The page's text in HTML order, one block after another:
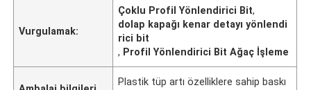
Vurgulamak:
Çoklu Profil Yönlendirici Bit,
dolap kapağı kenar detayı yönlendi
rici bit
, Profil Yönlendirici Bit Ağaç İşleme
Plastik tüp artı özelliklere sahip baskı